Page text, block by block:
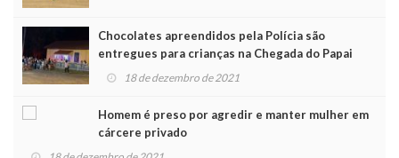
Chocolates apreendidos pela Polícia são
entregues para crianças na Chegada do Papai
Noel
18 de dezembro de 2021
Homem é preso por agredir e manter mulher em
cárcere privado